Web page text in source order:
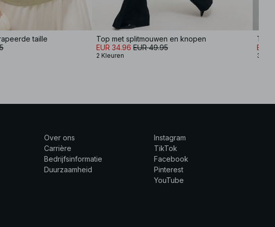
taille
Top met splitmouwen en knopen
EUR 34.96 EUR 49.95
2 Kleuren
T-
EUR
3
Over ons
Carrière
Bedrijfsinformatie
Duurzaamheid
Instagram
TikTok
Facebook
Pinterest
YouTube